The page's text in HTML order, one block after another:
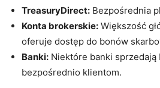
TreasuryDirect: Bezpośrednia
Konta brokerskie: Większość
oferuje dostęp do bonów
Banki: Niektóre banki sprzedają
bezpośrednio klientom.